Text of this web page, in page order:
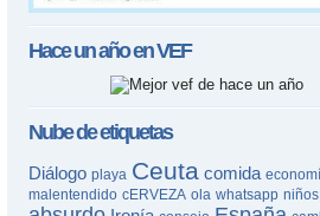
Hace un año enVEF
Nube de etiquetas
Diálogo playa Ceuta comida
malentendido cERVEZA ola whatsapp niños